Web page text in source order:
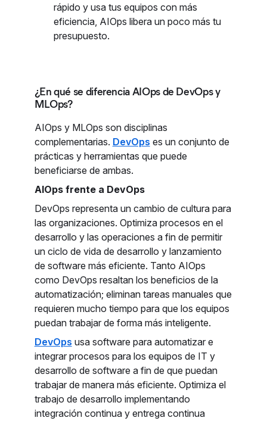
rápido y usa tus equipos con más
eficiencia, AIOps libera un poco más tu
presupuesto.
¿En qué se diferencia AIOps de DevOps y
MLOps?
AIOps y MLOps son disciplinas
complementarias. DevOps es un conjunto de
prácticas y herramientas que puede
beneficiarse de ambas.
AIOps frente a DevOps
DevOps representa un cambio de cultura para
las organizaciones. Optimiza procesos en el
desarrollo y las operaciones a fin de permitir
un ciclo de vida de desarrollo y lanzamiento
de software más eficiente. Tanto AIOps
como DevOps resaltan los beneficios de la
automatización; eliminan tareas manuales que
requieren mucho tiempo para que los equipos
puedan trabajar de forma más inteligente.
DevOps usa software para automatizar e
integrar procesos para los equipos de IT y
desarrollo de software a fin de que puedan
trabajar de manera más eficiente. Optimiza el
trabajo de desarrollo implementando
integración continua y entrega continua